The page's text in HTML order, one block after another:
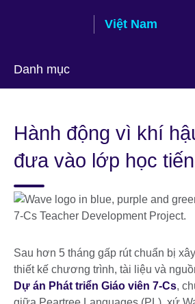
Việt Nam
Danh mục
language
Hành động vì khí
đưa vào lớp học
Sau hơn 5 tháng gấp rút chuẩn bị
thiết kế chương trình, tài liệu và
Dự án Phát triển Giáo viên 7-Cs,